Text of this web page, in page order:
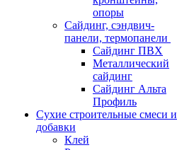
опоры
Cайдинг, сэндвич-
панели, термопанели
Сайдинг ПВХ
Металлический
сайдинг
Сайдинг Альта
Профиль
Сухие строительные смеси и
добавки
Клей